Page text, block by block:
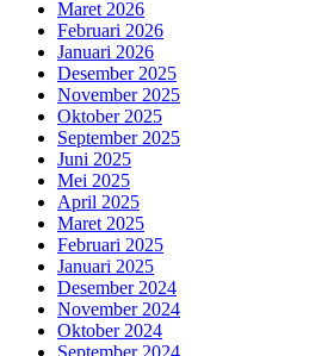
Maret 2026
Februari 2026
Januari 2026
Desember 2025
November 2025
Oktober 2025
September 2025
Juni 2025
Mei 2025
April 2025
Maret 2025
Februari 2025
Januari 2025
Desember 2024
November 2024
Oktober 2024
September 2024